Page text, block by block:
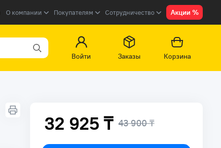
О компании Покупателям Сотрудничество Акции %
Войти
Заказы Корзина
32 925 ₸ 43 900 ₸